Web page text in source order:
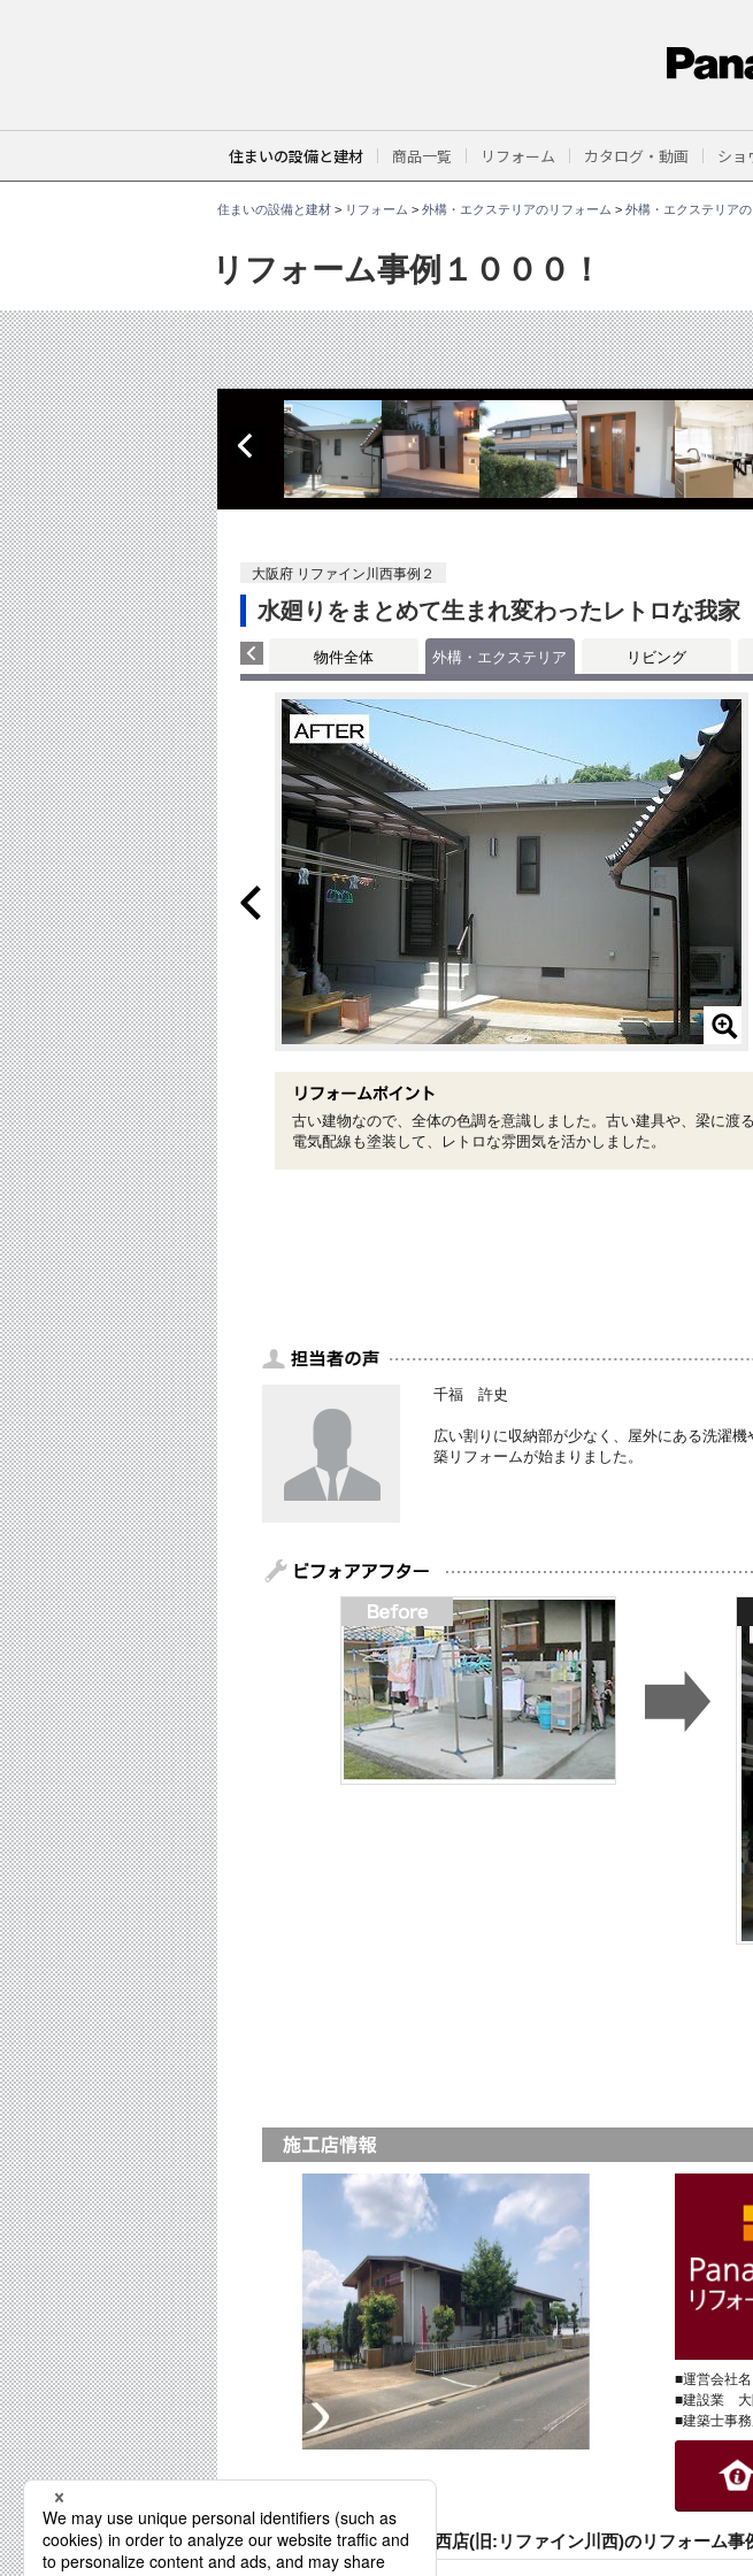
住まいの設備と建材 商品一覧 リフォーム カタログ・動画 ショ
住まいの設備と建材> リフォーム > 外構・エクステリアのリフォーム > 外構・エクステリア
リフォーム事例１０００！
。
大阪府 リファイン川西事例２
水廻りをまとめて生まれ変わったレトロな我家
物件全体 外構・エクステリア リビング
古い建物なので、全体の色調を意識しました。古い建具や、梁に渡る
電気配線も塗装して、レトロな雰囲気を活かしました。
千福 許史
広い割りに収納部が少なく、屋外にある洗濯
築リフォームが始まりました。
■運営会社
■建設業 大
■建築士事
千福建設株式会社 川西店(旧:リファイン川西)のリフォーム事